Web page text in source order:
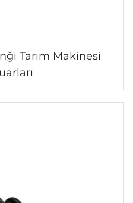
Tarım Makinesi